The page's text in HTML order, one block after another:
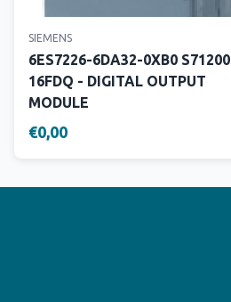
SIEMENS
6ES7226-6DA32-0XB0 S71200
16FDQ - DIGITAL OUTPUT
MODULE
€0,00